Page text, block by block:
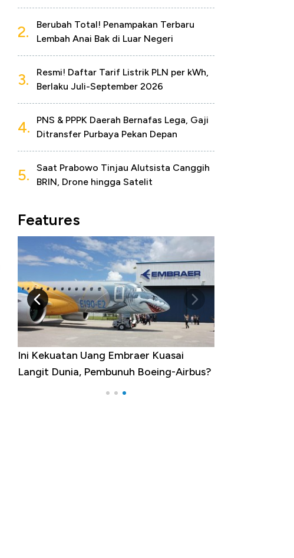
2.
Berubah Total! Penampakan Terbaru
Lembah Anai Bak di Luar Negeri
3.
Resmi! Daftar Tarif Listrik PLN per kWh,
Berlaku Juli-September 2026
4.
PNS & PPPK Daerah Bernafas Lega, Gaji
Ditransfer Purbaya Pekan Depan
5.
Saat Prabowo Tinjau Alutsista Canggih
BRIN, Drone hingga Satelit
Features
Ini Kekuatan Uang Embraer Kuasai
Langit Dunia, Pembunuh Boeing-Airbus?